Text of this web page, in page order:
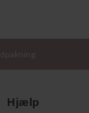
Hjælp